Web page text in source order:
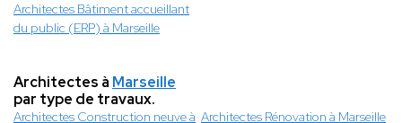
Architectes Bâtiment accueillant
du public (ERP) à Marseille
Architectes à Marseille
par type de travaux.
Architectes Construction neuve à Architectes Rénovation à Marseille